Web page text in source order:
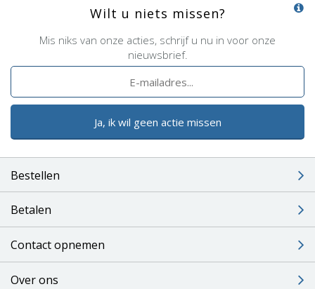
Wilt u niets missen?
Mis niks van onze acties, schrijf u nu in voor onze
nieuwsbrief.
Ja, ik wil geen actie missen
Bestellen
Betalen
Contact opnemen
Over ons